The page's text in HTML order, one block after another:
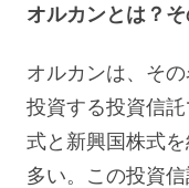
オルカンとは？
オルカンは、そ
投資する投資信
式と新興国株式
多い。この投資